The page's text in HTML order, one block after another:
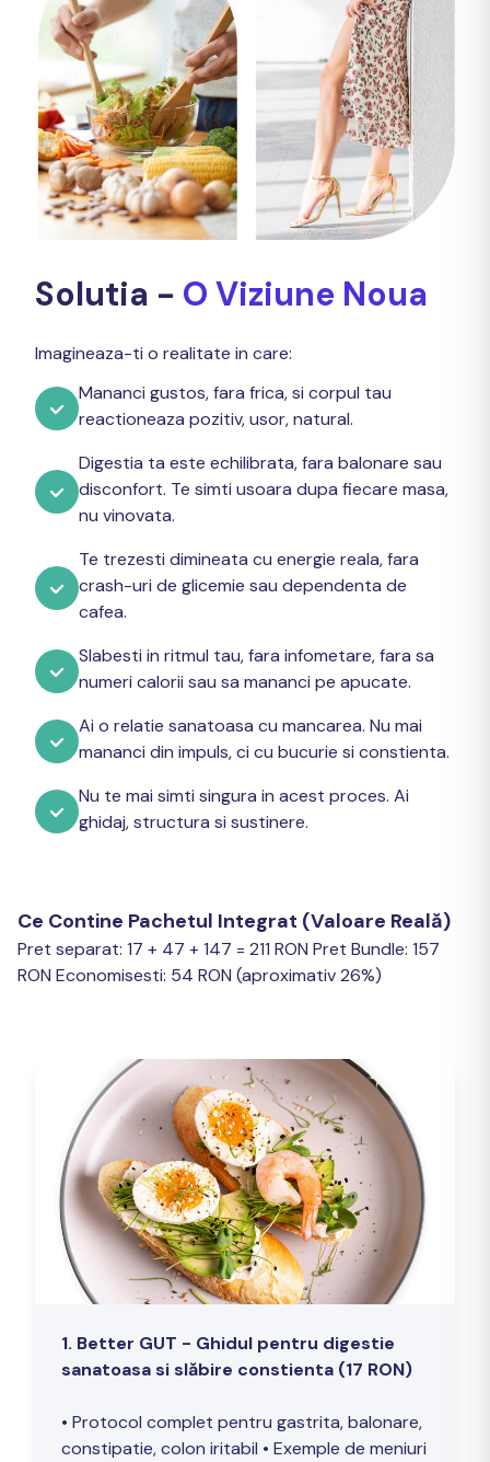
Solutia - O Viziune Noua
Imagineaza-ti o realitate in care:
Mananci gustos, fara frica, si corpul tau
reactioneaza pozitiv, usor, natural.
Digestia ta este echilibrata, fara balonare sau
disconfort. Te simti usoara dupa fiecare masa,
nu vinovata.
Te trezesti dimineata cu energie reala, fara
crash-uri de glicemie sau dependenta de
cafea.
Slabesti in ritmul tau, fara infometare, fara sa
numeri calorii sau sa mananci pe apucate.
Ai o relatie sanatoasa cu mancarea. Nu mai
mananci din impuls, ci cu bucurie si constienta.
Nu te mai simti singura in acest proces. Ai
ghidaj, structura si sustinere.
Ce Contine Pachetul Integrat (Valoare Reală)
Pret separat: 17 + 47 + 147 = 211 RON Pret Bundle: 157
RON Economisesti: 54 RON (aproximativ 26%)
1. Better GUT - Ghidul pentru digestie
sanatoasa si slăbire constienta (17 RON)
• Protocol complet pentru gastrita, balonare,
constipatie, colon iritabil • Exemple de meniuri